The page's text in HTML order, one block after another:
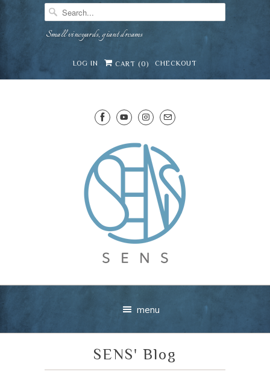
Small vineyards, giant dreams
LOG IN CART (0) CHECKOUT
menu
SENS' Blog
Mirai · Wine Advisor
Hi — I'm Mirai, your SENS wine advisor. Tell me
what you're eating, celebrating, or in the mood
for, and I'll help you find something lovely from
our cellar.